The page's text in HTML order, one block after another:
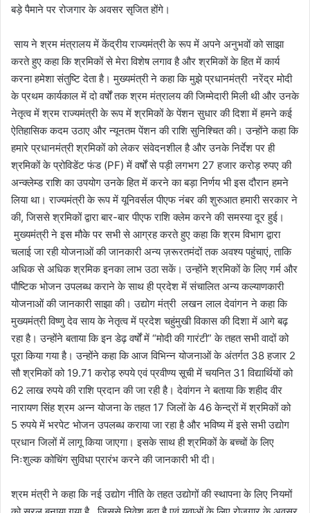
बड़े पैमाने पर रोजगार के अवसर सृजित होंगे।
साय ने श्रम मंत्रालय में केंद्रीय राज्यमंत्री के रूप में अपने अनुभवों को साझा
करते हुए कहा कि श्रमिकों से मेरा विशेष लगाव है और श्रमिकों के हित में कार्य
करना हमेशा संतुष्टि देता है। मुख्यमंत्री ने कहा कि मुझे प्रधानमंत्री नरेंद्र मोदी
के प्रथम कार्यकाल में दो वर्षों तक श्रम मंत्रालय की जिम्मेदारी मिली थी और उनके
नेतृत्व में श्रम राज्यमंत्री के रूप में श्रमिकों के पेंशन सुधार की दिशा में हमने कई
ऐतिहासिक कदम उठाए और न्यूनतम पेंशन की राशि सुनिश्चित की। उन्होंने कहा कि
हमारे प्रधानमंत्री श्रमिकों को लेकर संवेदनशील है और उनके निर्देश पर ही
श्रमिकों के प्रोविडेंट फंड (PF) में वर्षों से पड़ी लगभग 27 हजार करोड़ रुपए की
अन्क्लेम्ड राशि का उपयोग उनके हित में करने का बड़ा निर्णय भी इस दौरान हमने
लिया था। राज्यमंत्री के रूप में यूनिवर्सल पीएफ नंबर की शुरुआत हमारी सरकार ने
की, जिससे श्रमिकों द्वारा बार-बार पीएफ राशि क्लेम करने की समस्या दूर हुई।
मुख्यमंत्री ने इस मौके पर सभी से आग्रह करते हुए कहा कि श्रम विभाग द्वारा
चलाई जा रही योजनाओं की जानकारी अन्य ज़रूरतमंदों तक अवश्य पहुंचाएं, ताकि
अधिक से अधिक श्रमिक इनका लाभ उठा सकें। उन्होंने श्रमिकों के लिए गर्म और
पौष्टिक भोजन उपलब्ध कराने के साथ ही प्रदेश में संचालित अन्य कल्याणकारी
योजनाओं की जानकारी साझा की। उद्योग मंत्री लखन लाल देवांगन ने कहा कि
मुख्यमंत्री विष्णु देव साय के नेतृत्व में प्रदेश चहुंमुखी विकास की दिशा में आगे बढ़
रहा है। उन्होंने बताया कि इन डेढ़ वर्षों में “मोदी की गारंटी” के तहत सभी वादों को
पूरा किया गया है। उन्होंने कहा कि आज विभिन्न योजनाओं के अंतर्गत 38 हजार 2
सौ श्रमिकों को 19.71 करोड़ रुपये एवं प्रवीण्य सूची में चयनित 31 विद्यार्थियों को
62 लाख रुपये की राशि प्रदान की जा रही है। देवांगन ने बताया कि शहीद वीर
नारायण सिंह श्रम अन्न योजना के तहत 17 जिलों के 46 केन्द्रों में श्रमिकों को
5 रुपये में भरपेट भोजन उपलब्ध कराया जा रहा है और भविष्य में इसे सभी उद्योग
प्रधान जिलों में लागू किया जाएगा। इसके साथ ही श्रमिकों के बच्चों के लिए
निःशुल्क कोचिंग सुविधा प्रारंभ करने की जानकारी भी दी।
श्रम मंत्री ने कहा कि नई उद्योग नीति के तहत उद्योगों की स्थापना के लिए नियमों